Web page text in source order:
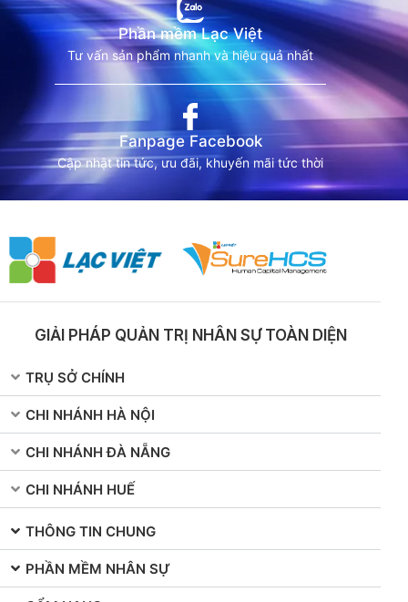
Phần mềm Lạc Việt
Tư vấn sản phẩm nhanh và hiệu quả nhất
Fanpage Facebook
Cập nhật tin tức, ưu đãi, khuyến mãi tức thời
GIẢI PHÁP QUẢN TRỊ NHÂN SỰ TOÀN DIỆN
TRỤ SỞ CHÍNH
CHI NHÁNH HÀ NỘI
CHI NHÁNH ĐÀ NẴNG
CHI NHÁNH HUẾ
THÔNG TIN CHUNG
PHẦN MỀM NHÂN SỰ